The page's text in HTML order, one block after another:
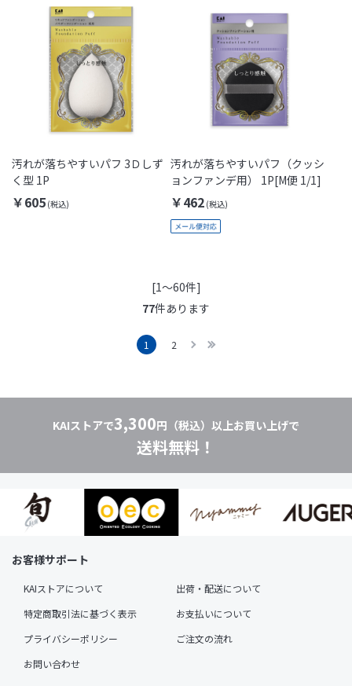
汚れが落ちやすいパフ 3Ｄしず
く型 1P
￥605
汚れが落ちやすいパフ（クッシ
ョンファンデ用） 1P[M便 1/1]
￥462
[1～60件]
77件あります
1 2
KAIストアで3,300円（税込）以上お買い上げで
送料無料！
お客様サポート
KAIストアについて
出荷・配送について
特定商取引法に基づく表示
お支払いについて
プライバシーポリシー
ご注文の流れ
お問い合わせ